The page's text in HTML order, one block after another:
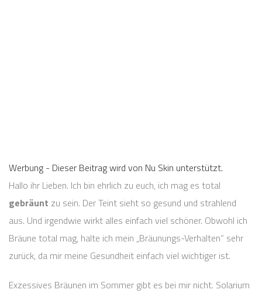
Werbung - Dieser Beitrag wird von Nu Skin unterstützt.
Hallo ihr Lieben. Ich bin ehrlich zu euch, ich mag es total
gebräunt zu sein. Der Teint sieht so gesund und strahlend
aus. Und irgendwie wirkt alles einfach viel schöner. Obwohl ich
Bräune total mag, halte ich mein „Bräunungs-Verhalten“ sehr
zurück, da mir meine Gesundheit einfach viel wichtiger ist.
Exzessives Bräunen im Sommer gibt es bei mir nicht. Solarium